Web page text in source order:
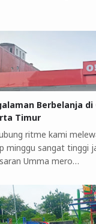
Berbelanja di
Timur
ritme kami
minggu sangat tinggi
Umma mero…